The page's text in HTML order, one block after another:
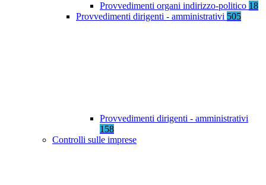
Provvedimenti organi indirizzo-politico 18
Provvedimenti dirigenti - amministrativi 505
Provvedimenti dirigenti - amministrativi
158
Controlli sulle imprese